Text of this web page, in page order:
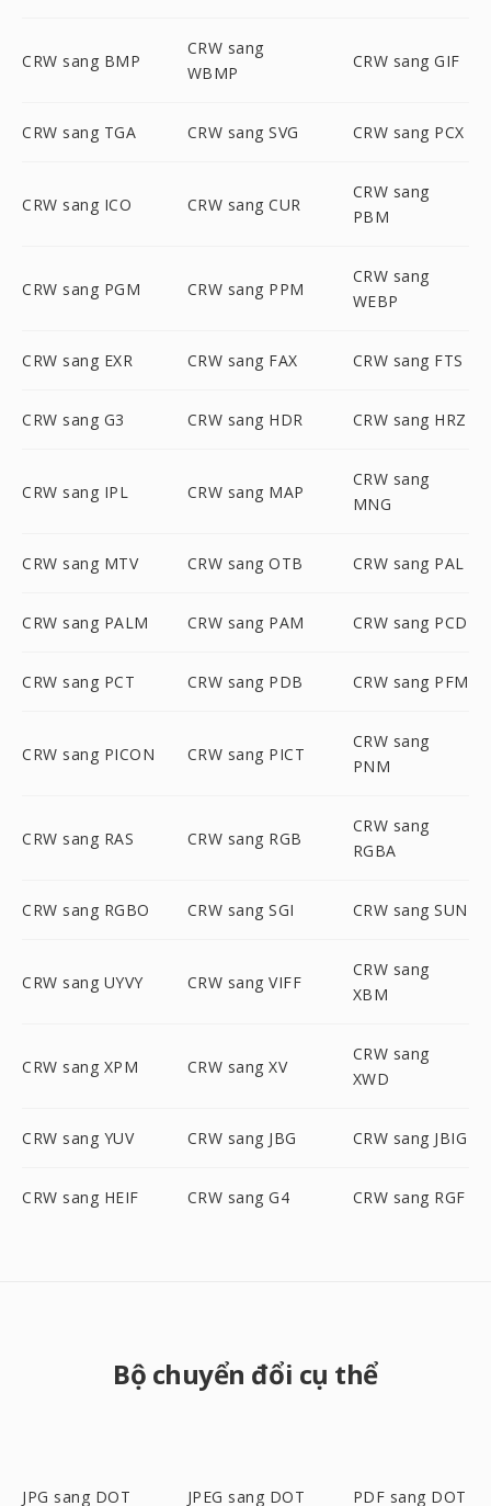
CRW sang BMP
CRW sang
WBMP
CRW sang GIF
CRW sang TGA CRW sang SVG CRW sang PCX
CRW sang ICO CRW sang CUR
CRW sang
PBM
CRW sang PGM CRW sang PPM
CRW sang
WEBP
CRW sang EXR CRW sang FAX CRW sang FTS
CRW sang G3 CRW sang HDR CRW sang HRZ
CRW sang IPL CRW sang MAP
CRW sang
MNG
CRW sang MTV CRW sang OTB CRW sang PAL
CRW sang PALM CRW sang PAM CRW sang PCD
CRW sang PCT CRW sang PDB CRW sang PFM
CRW sang PICON CRW sang PICT
CRW sang
PNM
CRW sang RAS CRW sang RGB
CRW sang
RGBA
CRW sang RGBO CRW sang SGI CRW sang SUN
CRW sang UYVY CRW sang VIFF
CRW sang
XBM
CRW sang XPM CRW sang XV
CRW sang
XWD
CRW sang YUV CRW sang JBG CRW sang JBIG
CRW sang HEIF CRW sang G4 CRW sang RGF
Bộ chuyển đổi cụ thể
JPG sang DOT JPEG sang DOT PDF sang DOT